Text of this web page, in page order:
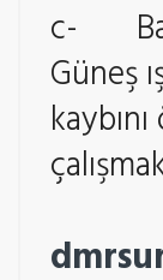
c-
Güneş